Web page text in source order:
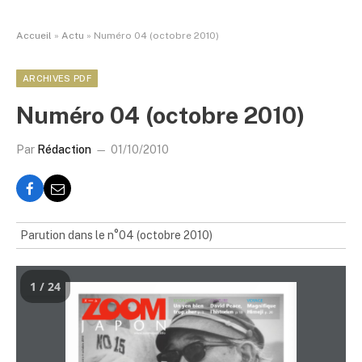
Accueil » Actu » Numéro 04 (octobre 2010)
ARCHIVES PDF
Numéro 04 (octobre 2010)
Par Rédaction 01/10/2010
Parution dans le n°04 (octobre 2010)
1 / 24